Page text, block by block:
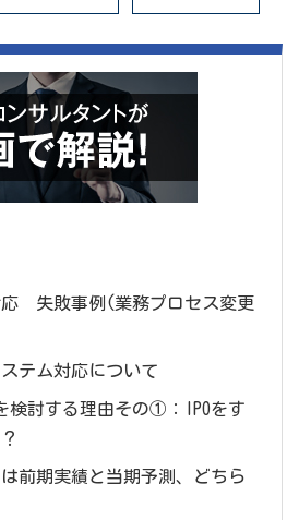
応 失敗事例(業務プロセス変更
テム対応について
検討する理由その①：IPOをす
前期実績と当期予測、どちら